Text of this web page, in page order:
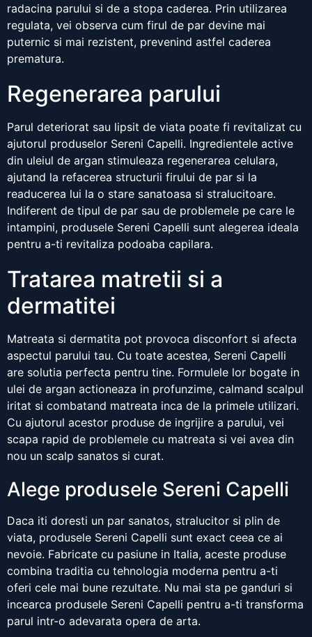
radacina parului si de a stopa caderea. Prin utilizarea
regulata, vei observa cum firul de par devine mai
puternic si mai rezistent, prevenind astfel caderea
prematura.
Regenerarea parului
Parul deteriorat sau lipsit de viata poate fi revitalizat cu
ajutorul produselor Sereni Capelli. Ingredientele active
din uleiul de argan stimuleaza regenerarea celulara,
ajutand la refacerea structurii firului de par si la
readucerea lui la o stare sanatoasa si stralucitoare.
Indiferent de tipul de par sau de problemele pe care le
intampini, produsele Sereni Capelli sunt alegerea ideala
pentru a-ti revitaliza podoaba capilara.
Tratarea matretii si a
dermatitei
Matreata si dermatita pot provoca disconfort si afecta
aspectul parului tau. Cu toate acestea, Sereni Capelli
are solutia perfecta pentru tine. Formulele lor bogate in
ulei de argan actioneaza in profunzime, calmand scalpul
iritat si combatand matreata inca de la primele utilizari.
Cu ajutorul acestor produse de ingrijire a parului, vei
scapa rapid de problemele cu matreata si vei avea din
nou un scalp sanatos si curat.
Alege produsele Sereni Capelli
Daca iti doresti un par sanatos, stralucitor si plin de
viata, produsele Sereni Capelli sunt exact ceea ce ai
nevoie. Fabricate cu pasiune in Italia, aceste produse
combina traditia cu tehnologia moderna pentru a-ti
oferi cele mai bune rezultate. Nu mai sta pe ganduri si
incearca produsele Sereni Capelli pentru a-ti transforma
parul intr-o adevarata opera de arta.